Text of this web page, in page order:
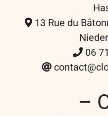
13 Rue du
06
–